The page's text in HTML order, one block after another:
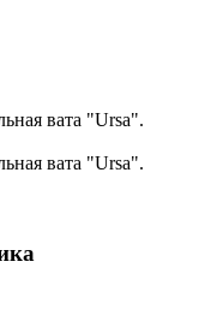
вата "Ursa".
вата "Ursa".